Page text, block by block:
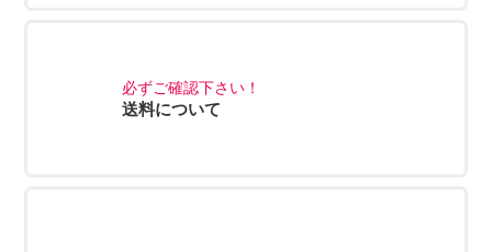
必ずご確認下さい！
送料について